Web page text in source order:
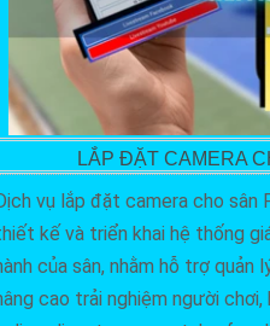
LẮP ĐẶT CAMERA
vụ lắp đặt camera cho sân
kế và triển khai hệ thống
của sân, nhằm hỗ trợ quản
cao trải nghiệm người